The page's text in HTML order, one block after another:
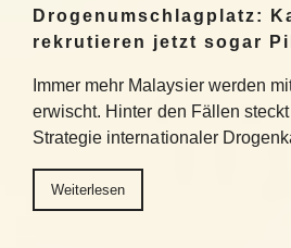
Drogenumschlagplatz:
rekrutieren jetzt sogar
Immer mehr Malaysier werden
erwischt. Hinter den Fällen
Strategie internationaler
Weiterlesen